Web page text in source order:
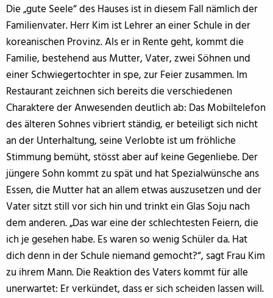
Die „gute Seele“ des Hauses ist in diesem Fall nämlich der
Familienvater. Herr Kim ist Lehrer an einer Schule in der
koreanischen Provinz. Als er in Rente geht, kommt die
Familie, bestehend aus Mutter, Vater, zwei Söhnen und
einer Schwiegertochter in spe, zur Feier zusammen. Im
Restaurant zeichnen sich bereits die verschiedenen
Charaktere der Anwesenden deutlich ab: Das Mobiltelefon
des älteren Sohnes vibriert ständig, er beteiligt sich nicht
an der Unterhaltung, seine Verlobte ist um fröhliche
Stimmung bemüht, stösst aber auf keine Gegenliebe. Der
jüngere Sohn kommt zu spät und hat Spezialwünsche ans
Essen, die Mutter hat an allem etwas auszusetzen und der
Vater sitzt still vor sich hin und trinkt ein Glas Soju nach
dem anderen. „Das war eine der schlechtesten Feiern, die
ich je gesehen habe. Es waren so wenig Schüler da. Hat
dich denn in der Schule niemand gemocht?“, sagt Frau Kim
zu ihrem Mann. Die Reaktion des Vaters kommt für alle
unerwartet: Er verkündet, dass er sich scheiden lassen will.